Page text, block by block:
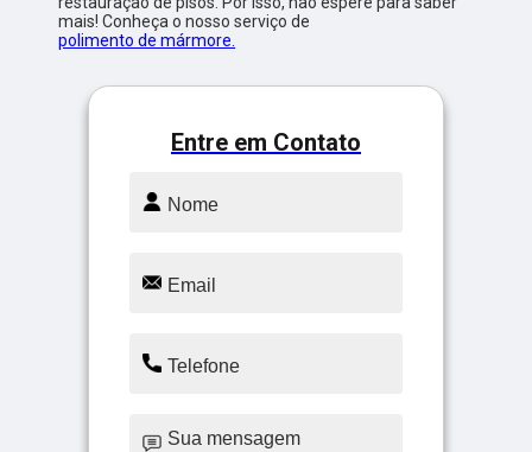
mais! Conheça o nosso serviço de
polimento de mármore.
Entre em Contato